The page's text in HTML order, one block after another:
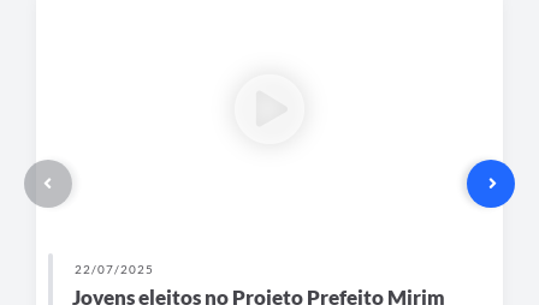
22/07/2025
Jovens eleitos no Projeto Prefeito Mirim